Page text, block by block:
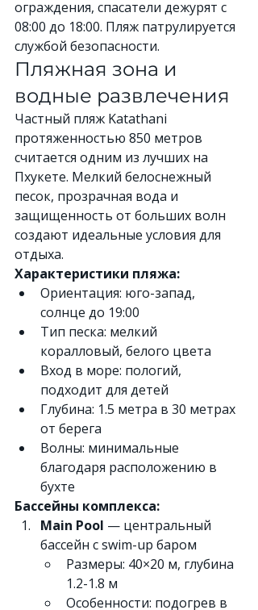
ограждения, спасатели дежурят с
08:00 до 18:00. Пляж патрулируется
службой безопасности.
Пляжная зона и
водные развлечения
Частный пляж Katathani
протяженностью 850 метров
считается одним из лучших на
Пхукете. Мелкий белоснежный
песок, прозрачная вода и
защищенность от больших волн
создают идеальные условия для
отдыха.
Характеристики пляжа:
Ориентация: юго-запад,
солнце до 19:00
Тип песка: мелкий
коралловый, белого цвета
Вход в море: пологий,
подходит для детей
Глубина: 1.5 метра в 30 метрах
от берега
Волны: минимальные
благодаря расположению в
бухте
Бассейны комплекса:
Main Pool — центральный
бассейн с swim-up баром
Размеры: 40×20 м, глубина
1.2-1.8 м
Особенности: подогрев в